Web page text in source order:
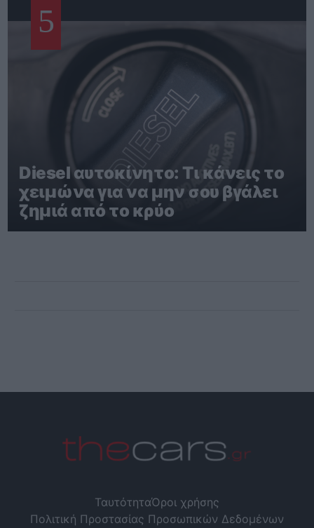
5
Diesel αυτοκίνητο: Τι κάνεις το
χειμώνα για να μην σου βγάλει
ζημιά από το κρύο
ΤαυτότηταΌροι χρήσης
Πολιτική Προστασίας Προσωπικών Δεδομένων